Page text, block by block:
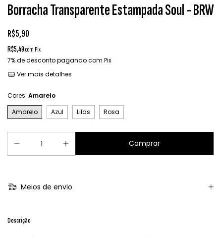
Borracha Transparente Estampada Soul - BRW
R$5,90
R$5,49com Pix
7% de descontopagando com Pix
Ver mais detalhes
Cores: Amarelo
Amarelo
Azul Lilas Rosa
Meios de envio
Descrição